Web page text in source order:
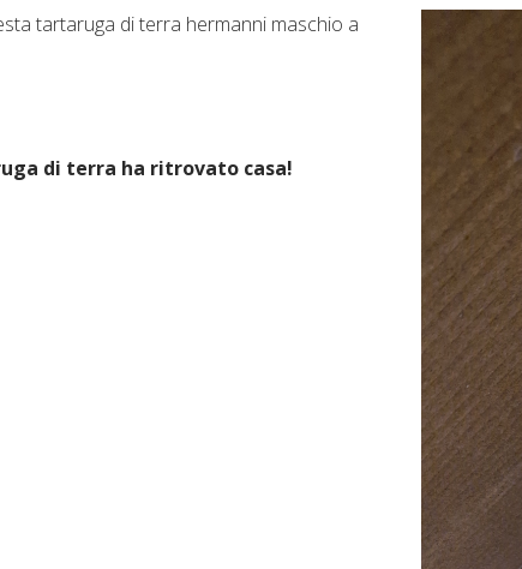
tartaruga di terra hermanni maschio a
di terra ha ritrovato casa!